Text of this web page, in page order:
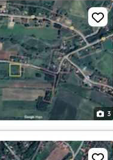
3